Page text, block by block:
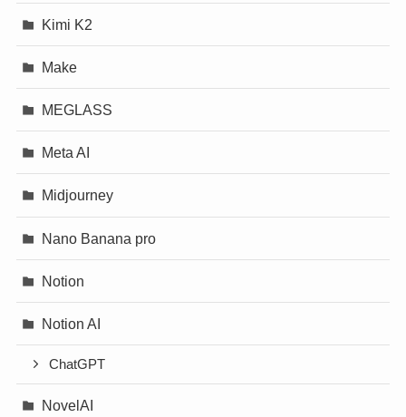
Kimi K2
Make
MEGLASS
Meta AI
Midjourney
Nano Banana pro
Notion
Notion AI
ChatGPT
NovelAI